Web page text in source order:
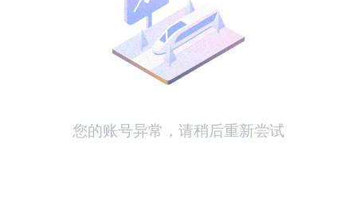
您的账号异常，请稍后重新尝试